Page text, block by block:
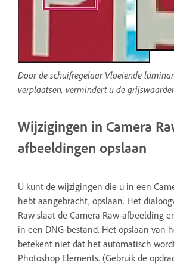
Door de schuifregelaar Vloeiende
verplaatsen, vermindert u de
Wijzigingen in Camera
afbeeldingen opslaan
U kunt de wijzigingen die u in een
hebt aangebracht, opslaan. Het
Raw slaat de Camera Raw-afbeelding
in een DNG-bestand. Het opslaan van
betekent niet dat het automatisch
Photoshop Elements. (Gebruik de